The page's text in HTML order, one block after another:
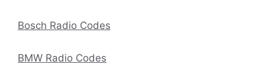
Bosch Radio Codes
BMW Radio Codes